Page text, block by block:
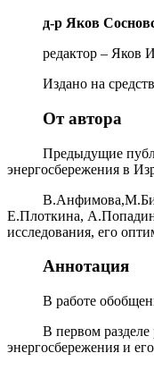
д-р Яков
редактор – Яков
Издано на
От автора
Предыдущие
энергосбережения в
Е.Плоткина,
исследования, его
Аннотация
В работе
В первом
энергосбережения и